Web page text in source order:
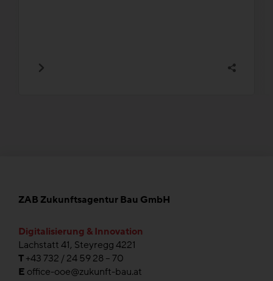
ZAB Zukunftsagentur Bau GmbH
Digitalisierung & Innovation
Lachstatt 41, Steyregg 4221
T+43 732 / 24 59 28 – 70
E office-ooe@zukunft-bau.at